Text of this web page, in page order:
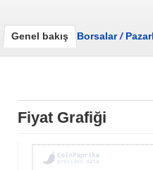
Genel bakış Borsalar/
Fiyat Grafiği